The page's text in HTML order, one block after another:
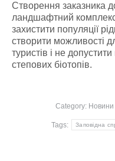
Створення заказника
ландшафтний
захистити популяції
створити можливості
туристів і не
степових біотопів.
Category: Новини
Tags: Заповідна